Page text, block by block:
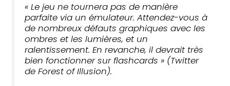
« Le jeu ne tournera pas de manière
parfaite via un émulateur. Attendez-vous à
de nombreux défauts graphiques avec les
ombres et les lumières, et un
ralentissement. En revanche, il devrait très
bien fonctionner sur flashcards » (Twitter
de Forest of Illusion).